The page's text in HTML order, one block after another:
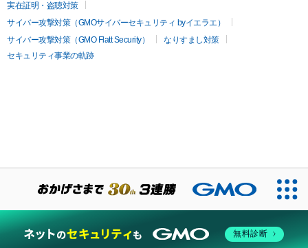
実在証明・盗聴対策
サイバー攻撃対策（GMOサイバーセキュリティ byイエラエ）
サイバー攻撃対策（GMO Flatt Security）
なりすまし対策
セキュリティ事業の軌跡
無料診断